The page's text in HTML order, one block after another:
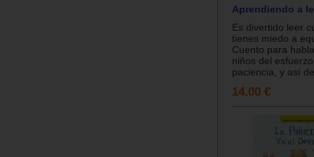
Aprendiendo a
Es divertido leer
tienes miedo a
Cuento para
niños del
paciencia, y así
14.00 €